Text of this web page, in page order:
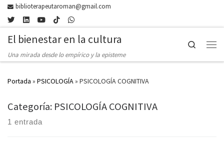
Skip to content
biblioterapeutaroman@gmail.com
El bienestar en la cultura
Una mirada desde lo empírico y la episteme
Search
Portada » PSICOLOGÍA » PSICOLOGÍA COGNITIVA
Categoría: PSICOLOGÍA COGNITIVA
1 entrada